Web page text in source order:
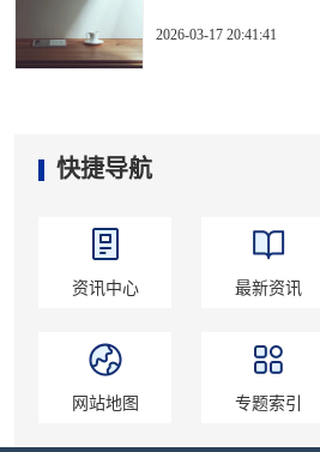
2026-03-17 20:41:41
快捷导航
资讯中心 最新资讯
网站地图 专题索引